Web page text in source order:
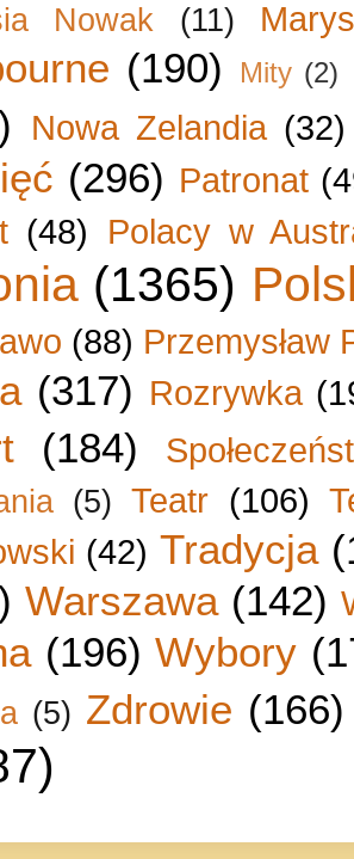
Nowak (11)
(190) Mity (2)
Nowa Zelandia (32)
(296) Patronat
(48) Polacy w
(1365)
(88) Przemysław
(317) Rozrywka
(184)
(5) Teatr (106)
(42) Tradycja
Warszawa (142)
(196) Wybory
(5) Zdrowie (166)